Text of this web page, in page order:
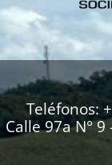
Teléfonos:
Calle 97a N°